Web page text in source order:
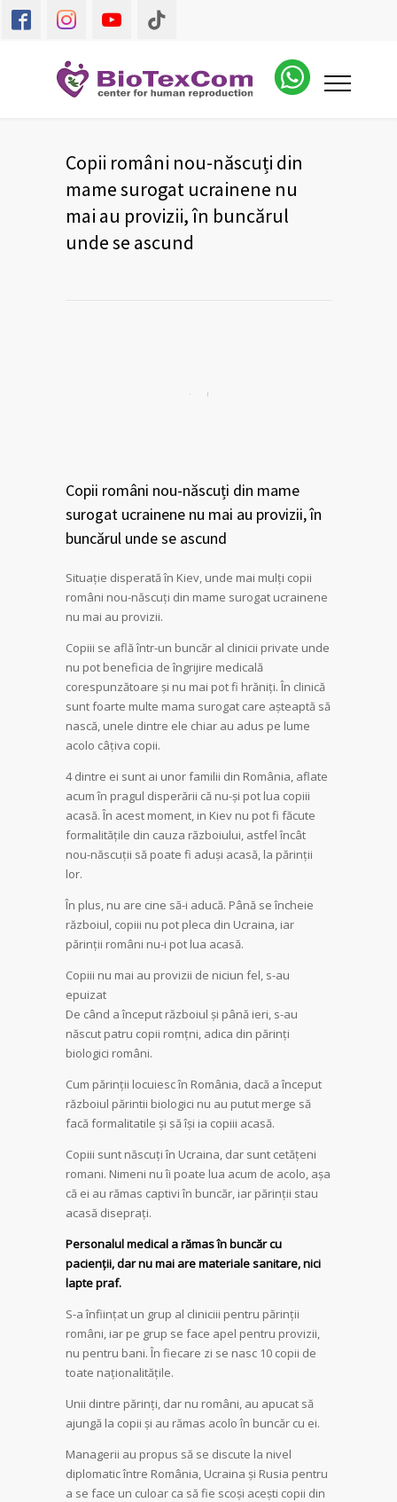
Copii români nou-născuți din
mame surogat ucrainene nu
mai au provizii, în buncărul
unde se ascund
Copii români nou-născuți din mame
surogat ucrainene nu mai au provizii, în
buncărul unde se ascund
Situație disperată în Kiev, unde mai mulți copii
români nou-născuți din mame surogat ucrainene
nu mai au provizii.
Copiii se află într-un buncăr al clinicii private unde
nu pot beneficia de îngrijire medicală
corespunzătoare și nu mai pot fi hrăniți. În clinică
sunt foarte multe mama surogat care așteaptă să
nască, unele dintre ele chiar au adus pe lume
acolo câțiva copii.
4 dintre ei sunt ai unor familii din România, aflate
acum în pragul disperării că nu-și pot lua copiii
acasă. În acest moment, in Kiev nu pot fi făcute
formalitățile din cauza războiului, astfel încât
nou-născuții să poate fi aduși acasă, la părinții
lor.
În plus, nu are cine să-i aducă. Până se încheie
războiul, copiii nu pot pleca din Ucraina, iar
părinții români nu-i pot lua acasă.
Copiii nu mai au provizii de niciun fel, s-au
epuizat
De când a început războiul și până ieri, s-au
născut patru copii romțni, adica din părinți
biologici români.
Cum părinții locuiesc în România, dacă a început
războiul părintii biologici nu au putut merge să
facă formalitatile şi să își ia copiii acasă.
Copiii sunt născuți în Ucraina, dar sunt cetățeni
romani. Nimeni nu îi poate lua acum de acolo, așa
că ei au rămas captivi în buncăr, iar părinții stau
acasă diseprați.
Personalul medical a rămas în buncăr cu
pacienții, dar nu mai are materiale sanitare, nici
lapte praf.
S-a înființat un grup al cliniciii pentru părinții
români, iar pe grup se face apel pentru provizii,
nu pentru bani. În fiecare zi se nasc 10 copii de
toate naționalitățile.
Unii dintre părinți, dar nu români, au apucat să
ajungă la copii și au rămas acolo în buncăr cu ei.
Managerii au propus să se discute la nivel
diplomatic între România, Ucraina și Rusia pentru
a se face un culoar ca să fie scoși acești copii din